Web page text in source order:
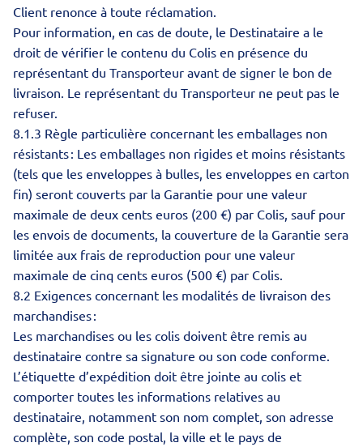
Client renonce à toute réclamation.
Pour information, en cas de doute, le Destinataire a le
droit de vérifier le contenu du Colis en présence du
représentant du Transporteur avant de signer le bon de
livraison. Le représentant du Transporteur ne peut pas le
refuser.
8.1.3 Règle particulière concernant les emballages non
résistants : Les emballages non rigides et moins résistants
(tels que les enveloppes à bulles, les enveloppes en carton
fin) seront couverts par la Garantie pour une valeur
maximale de deux cents euros (200 €) par Colis, sauf pour
les envois de documents, la couverture de la Garantie sera
limitée aux frais de reproduction pour une valeur
maximale de cinq cents euros (500 €) par Colis.
8.2 Exigences concernant les modalités de livraison des
marchandises :
Les marchandises ou les colis doivent être remis au
destinataire contre sa signature ou son code conforme.
L’étiquette d’expédition doit être jointe au colis et
comporter toutes les informations relatives au
destinataire, notamment son nom complet, son adresse
complète, son code postal, la ville et le pays de